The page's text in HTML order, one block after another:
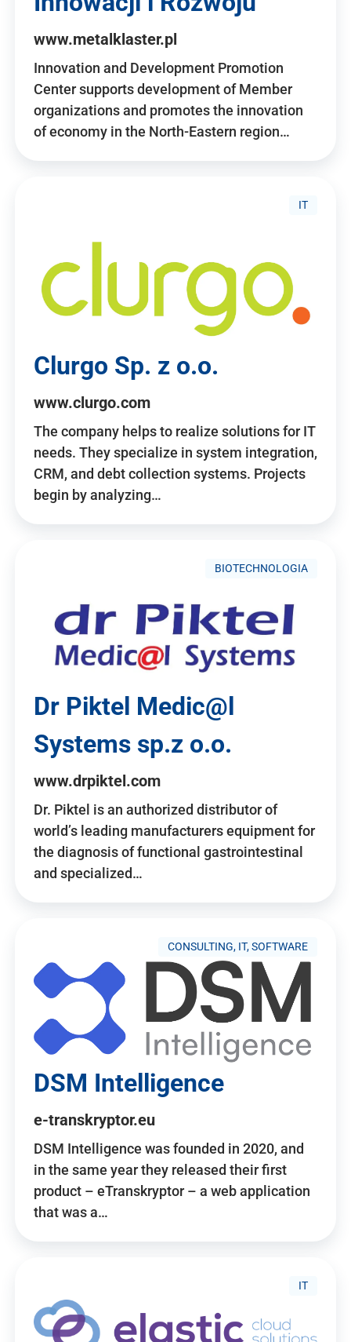
www.metalklaster.pl
Innovation and Development Promotion
Center supports development of Member
organizations and promotes the innovation
of economy in the North-Eastern region…
IT
Clurgo Sp. z o.o.
www.clurgo.com
The company helps to realize solutions for IT
needs. They specialize in system integration,
CRM, and debt collection systems. Projects
begin by analyzing…
BIOTECHNOLOGIA
Dr Piktel Medic@l
Systems sp.z o.o.
www.drpiktel.com
Dr. Piktel is an authorized distributor of
world’s leading manufacturers equipment for
the diagnosis of functional gastrointestinal
and specialized…
CONSULTING, IT, SOFTWARE
DSM Intelligence
e-transkryptor.eu
DSM Intelligence was founded in 2020, and
in the same year they released their first
product – eTranskryptor – a web application
that was a…
IT